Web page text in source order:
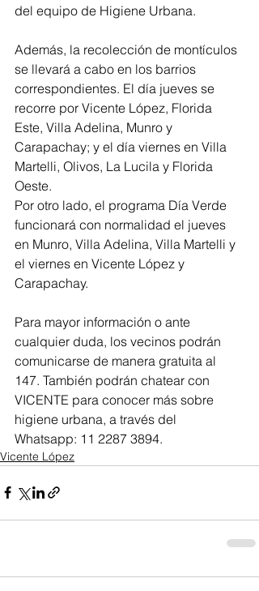
del equipo de Higiene Urbana.
Además, la recolección de montículos
se llevará a cabo en los barrios
correspondientes. El día jueves se
recorre por Vicente López, Florida
Este, Villa Adelina, Munro y
Carapachay; y el día viernes en Villa
Martelli, Olivos, La Lucila y Florida
Oeste.
Por otro lado, el programa Día Verde
funcionará con normalidad el jueves
en Munro, Villa Adelina, Villa Martelli y
el viernes en Vicente López y
Carapachay.
Para mayor información o ante
cualquier duda, los vecinos podrán
comunicarse de manera gratuita al
147. También podrán chatear con
VICENTE para conocer más sobre
higiene urbana, a través del
Whatsapp: 11 2287 3894.
Vicente López